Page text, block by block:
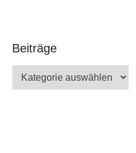
Beiträge
Beiträge